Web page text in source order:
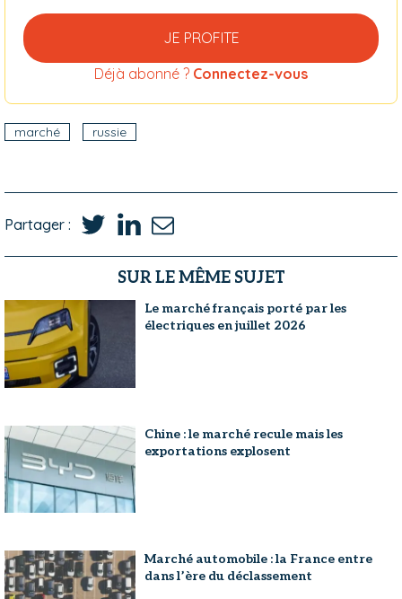
JE PROFITE
Déjà abonné ? Connectez-vous
marché russie
Partager :
SUR LE MÊME SUJET
Le marché français porté par les
électriques en juillet 2026
Chine : le marché recule mais les
exportations explosent
Marché automobile : la France entre
dans l’ère du déclassement